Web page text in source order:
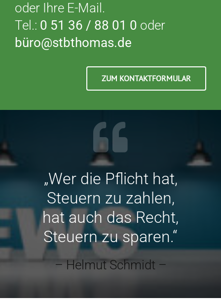
oder Ihre E-Mail.
Tel.: 0 51 36 / 88 01 0 oder
büro@stbthomas.de
ZUM KONTAKTFORMULAR
„Wer die Pflicht hat,
Steuern zu zahlen,
hat auch das Recht,
Steuern zu sparen.“
– Helmut Schmidt –